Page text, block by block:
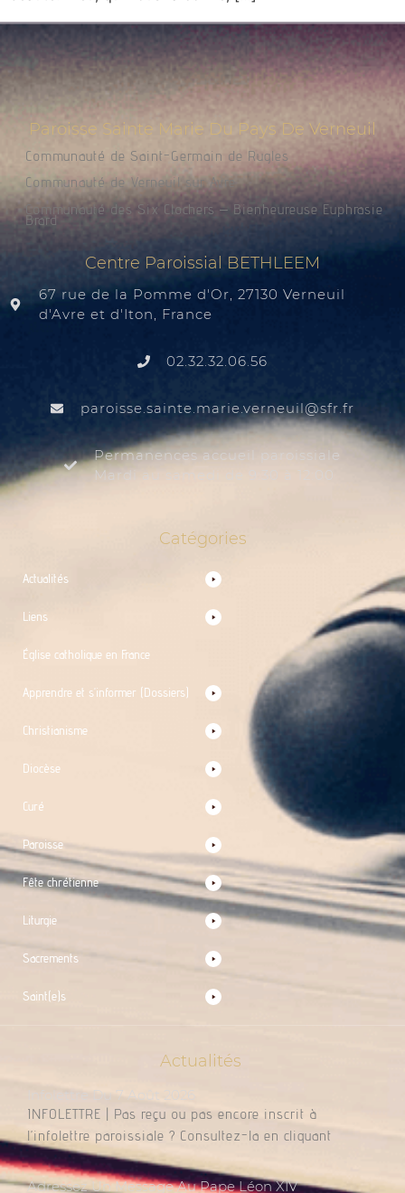
Paroisse Sainte Marie Du Pays De Verneuil
Communauté de Saint-Germain de Rugles
Communauté de Verneuil sur Avre
Communauté des Six Clochers – Bienheureuse Euphrasie
Brard
Centre Paroissial BETHLEEM
67 rue de la Pomme d'Or, 27130 Verneuil
d'Avre et d'Iton, France
02.32.32.06.56
rf.rfs
@liuenrev.eiram.etnias.essiorap
Permanences accueil paroissiale
Mardi au samedi de 9:30 à 12:00
Catégories
Actualités
Liens
Église catholique en France
Apprendre et s’informer (Dossiers)
Christianisme
Diocèse
Curé
Paroisse
Fête chrétienne
Liturgie
Sacrements
Saint(e)s
Actualités
Infolettre Du 7 Août 2026
INFOLETTRE | Pas reçu ou pas encore inscrit à
l’infolettre paroissiale ? Consultez-la en cliquant
Adressez Un Message Au Pape Léon XIV